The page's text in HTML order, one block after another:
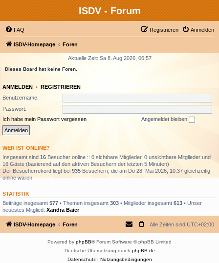
ISDV - Forum
FAQ Anmelden
Registrieren
ISDV-Homepage Foren
Aktuelle Zeit: Sa 8. Aug 2026, 06:57
Dieses Board hat keine Foren.
ANMELDEN • REGISTRIEREN
Benutzername:
Passwort:
Ich habe mein Passwort vergessen
Angemeldet bleiben
WER IST ONLINE?
Insgesamt sind 16 Besucher online :: 0 sichtbare Mitglieder, 0 unsichtbare Mitglieder und
16 Gäste (basierend auf den aktiven Besuchern der letzten 5 Minuten)
Der Besucherrekord liegt bei 935 Besuchern, die am Do 28. Mai 2026, 10:37 gleichzeitig
online waren.
STATISTIK
Beiträge insgesamt 577 • Themen insgesamt 303 • Mitglieder insgesamt 613 • Unser
neuestes Mitglied: Xandra Baier
ISDV-Homepage Foren Alle Zeiten sind UTC+02:00
Powered by phpBB® Forum Software © phpBB Limited
Deutsche Übersetzung durch phpBB.de
Datenschutz| Nutzungsbedingungen